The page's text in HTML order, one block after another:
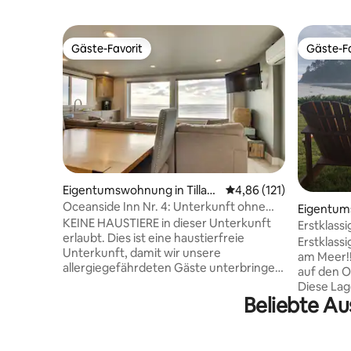
Gäste-Favorit
Gäste-Favorit
Eigentumswohnung in Tillam
ook
Durchschnittliche
4,86 (121)
Oceanside Inn Nr. 4: Unterkunft ohne
Haustiere. Haustiere sind nicht erlaubt.
KEINE HAUSTIERE in dieser Unterkunft
erlaubt. Dies ist eine haustierfreie
Unterkunft, damit wir unsere
allergiegefährdeten Gäste unterbringen
renovierte Wohnung mit 1 Schlafzimmer
Gäste-
Gäste-
owin
Schritte
am
auf den
Diese
frisch
Beliebte